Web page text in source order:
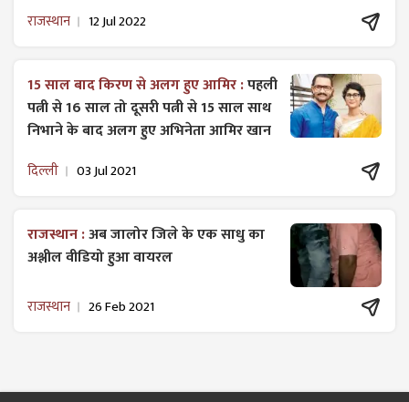
राजस्थान 12 Jul 2022
15 साल बाद किरण से अलग हुए आमिर :पहली
पत्नी से 16 साल तो दूसरी पत्नी से 15 साल साथ
निभाने के बाद अलग हुए अभिनेता आमिर खान
दिल्ली 03 Jul 2021
राजस्थान :अब जालोर जिले के एक साधु का
अश्लील वीडियो हुआ वायरल
राजस्थान 26 Feb 2021